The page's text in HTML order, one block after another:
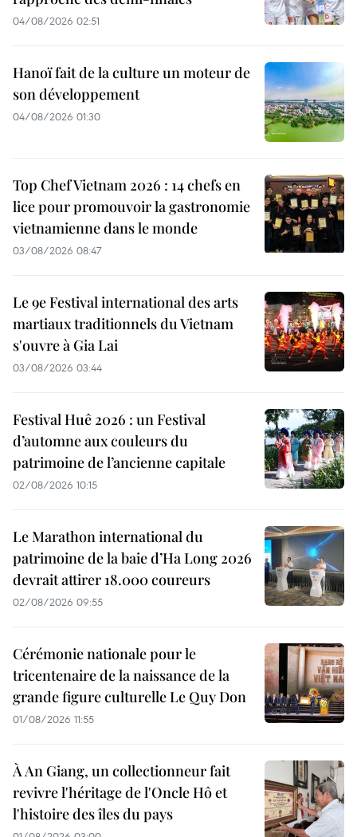
04/08/2026 02:51
Hanoï fait de la culture un moteur de
son développement
04/08/2026 01:30
Top Chef Vietnam 2026 : 14 chefs en
lice pour promouvoir la gastronomie
vietnamienne dans le monde
03/08/2026 08:47
Le 9e Festival international des arts
martiaux traditionnels du Vietnam
s'ouvre à Gia Lai
03/08/2026 03:44
Festival Huê 2026 : un Festival
d’automne aux couleurs du
patrimoine de l’ancienne capitale
02/08/2026 10:15
Le Marathon international du
patrimoine de la baie d’Ha Long 2026
devrait attirer 18.000 coureurs
02/08/2026 09:55
Cérémonie nationale pour le
tricentenaire de la naissance de la
grande figure culturelle Le Quy Don
01/08/2026 11:55
À An Giang, un collectionneur fait
revivre l'héritage de l'Oncle Hô et
l'histoire des îles du pays